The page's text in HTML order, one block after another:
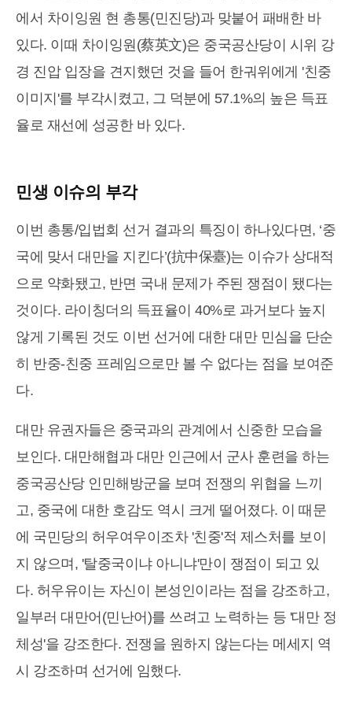
에서 차이잉원 현 총통(민진당)과 맞붙어 패배한 바
있다. 이때 차이잉원(蔡英文)은 중국공산당이 시위 강
경 진압 입장을 견지했던 것을 들어 한궈위에게 '친중
이미지'를 부각시켰고, 그 덕분에 57.1%의 높은 득표
율로 재선에 성공한 바 있다.
민생 이슈의 부각
이번 총통/입법회 선거 결과의 특징이 하나있다면, ‘중
국에 맞서 대만을 지킨다’(抗中保臺)는 이슈가 상대적
으로 약화됐고, 반면 국내 문제가 주된 쟁점이 됐다는
것이다. 라이칭더의 득표율이 40%로 과거보다 높지
않게 기록된 것도 이번 선거에 대한 대만 민심을 단순
히 반중-친중 프레임으로만 볼 수 없다는 점을 보여준
다.
대만 유권자들은 중국과의 관계에서 신중한 모습을
보인다. 대만해협과 대만 인근에서 군사 훈련을 하는
중국공산당 인민해방군을 보며 전쟁의 위협을 느끼
고, 중국에 대한 호감도 역시 크게 떨어졌다. 이 때문
에 국민당의 허우여우이조차 '친중'적 제스처를 보이
지 않으며, '탈중국이냐 아니냐'만이 쟁점이 되고 있
다. 허우유이는 자신이 본성인이라는 점을 강조하고,
일부러 대만어(민난어)를 쓰려고 노력하는 등 '대만 정
체성'을 강조한다. 전쟁을 원하지 않는다는 메세지 역
시 강조하며 선거에 임했다.